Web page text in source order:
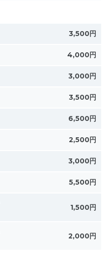
3,500円
4,000円
3,000円
3,500円
6,500円
2,500円
3,000円
5,500円
1,500円
2,000円